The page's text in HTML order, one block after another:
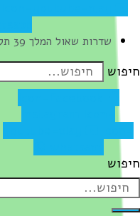
שדרות שאול המלך 39 תל אביב